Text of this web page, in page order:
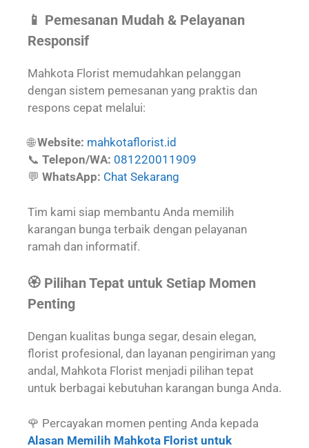
📱 Pemesanan Mudah & Pelayanan
Responsif
Mahkota Florist memudahkan pelanggan
dengan sistem pemesanan yang praktis dan
respons cepat melalui:
🌐Website: mahkotaflorist.id
📞 Telepon/WA: 081220011909
💬 WhatsApp: Chat Sekarang
Tim kami siap membantu Anda memilih
karangan bunga terbaik dengan pelayanan
ramah dan informatif.
🏵️ Pilihan Tepat untuk Setiap Momen
Penting
Dengan kualitas bunga segar, desain elegan,
florist profesional, dan layanan pengiriman yang
andal, Mahkota Florist menjadi pilihan tepat
untuk berbagai kebutuhan karangan bunga Anda.
🌹 Percayakan momen penting Anda kepada
Alasan Memilih Mahkota Florist untuk